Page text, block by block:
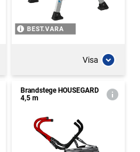
BEST.VARA
Visa
Brandstege HOUSEGARD
4,5 m